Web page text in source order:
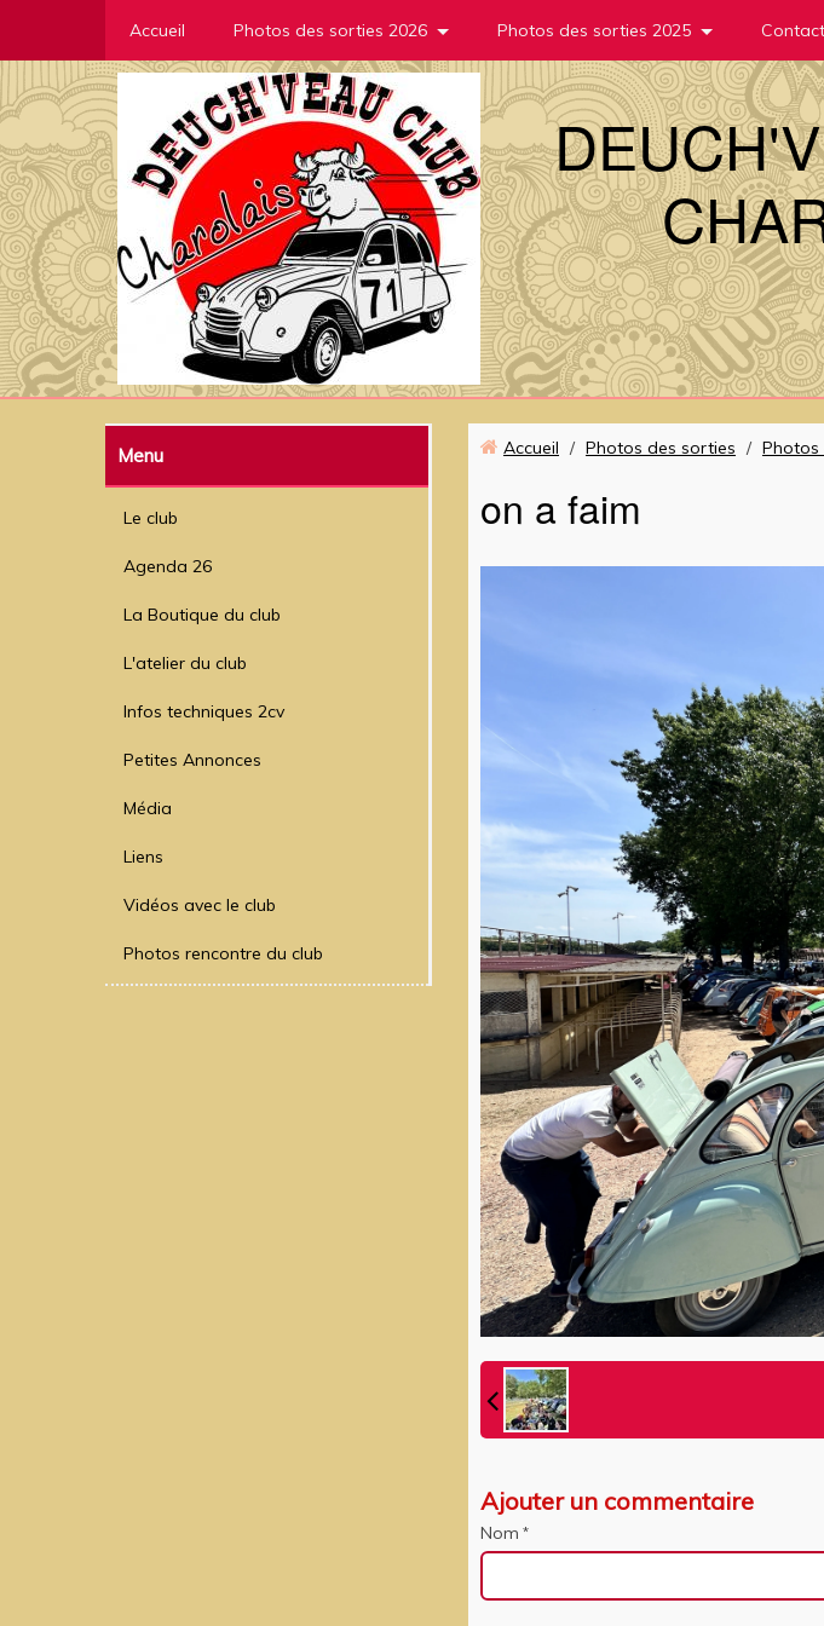
Accueil Photos des sorties 2026 Photos des sorties 2025
Menu
Le club
Agenda 26
La Boutique du club
L'atelier du club
Infos techniques 2cv
Petites Annonces
Média
Liens
Vidéos avec le club
Photos rencontre du club
Accueil / Photos des sorties / Photos
on a faim
Ajouter un commentaire
Nom